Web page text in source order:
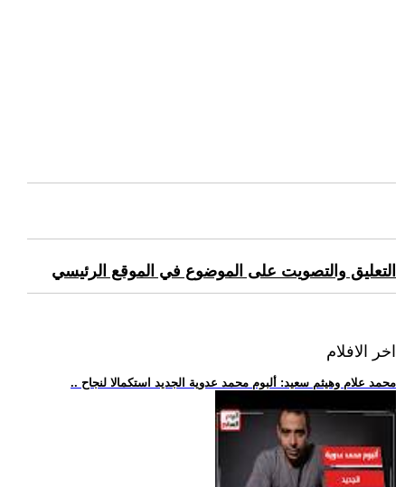
التعليق والتصويت على الموضوع في الموقع الرئيسي
اخر الافلام
.. محمد علام وهيثم سعيد: ألبوم محمد عدوية الجديد استكمالا لنجاح